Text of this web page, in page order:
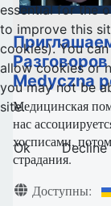
Medyczna
Медицинская
нас
хосписами,
страдания.
Информация о
Доступны:
essential for the
to improve this
cookies). You
allow cookies or
you may not be
site.
Ok
Decline